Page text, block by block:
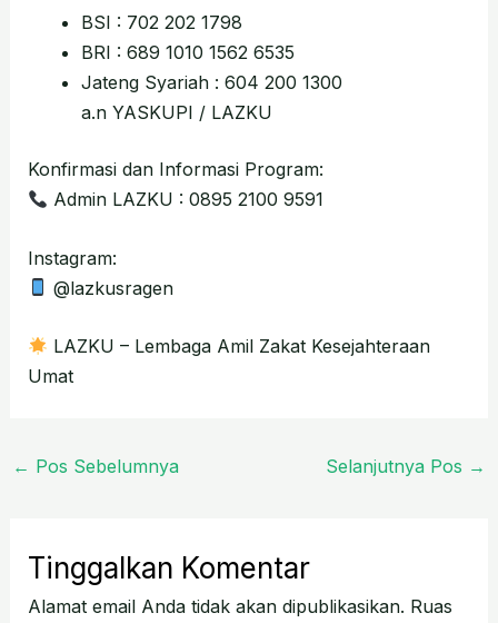
BSI : 702 202 1798
BRI : 689 1010 1562 6535
Jateng Syariah : 604 200 1300
a.n YASKUPI / LAZKU
Konfirmasi dan Informasi Program:
Admin LAZKU : 0895 2100 9591
Instagram:
@lazkusragen
LAZKU – Lembaga Amil Zakat Kesejahteraan
Umat
← Pos Sebelumnya Selanjutnya Pos →
Tinggalkan Komentar
Alamat email Anda tidak akan dipublikasikan. Ruas